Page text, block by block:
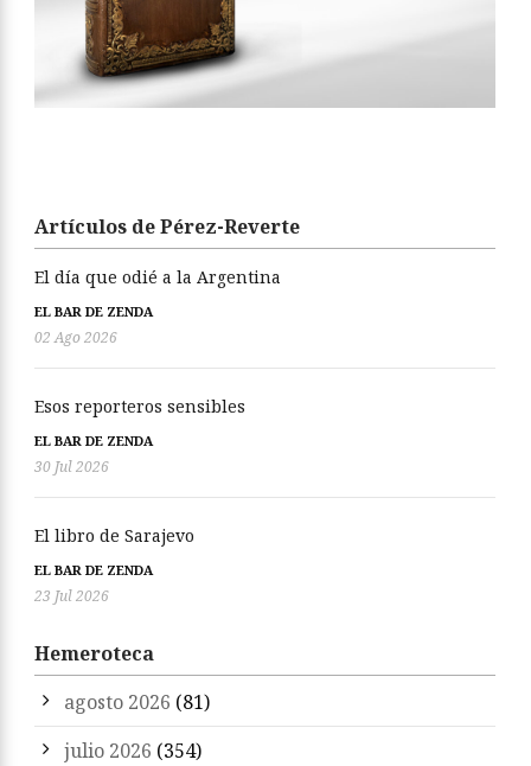
Artículos de Pérez-Reverte
El día que odié a la Argentina
EL BAR DE ZENDA
02 Ago 2026
Esos reporteros sensibles
EL BAR DE ZENDA
30 Jul 2026
El libro de Sarajevo
EL BAR DE ZENDA
23 Jul 2026
Hemeroteca
agosto 2026 (81)
julio 2026 (354)